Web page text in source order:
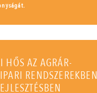
AZ AGRÁR-
RENDSZEREKBEN